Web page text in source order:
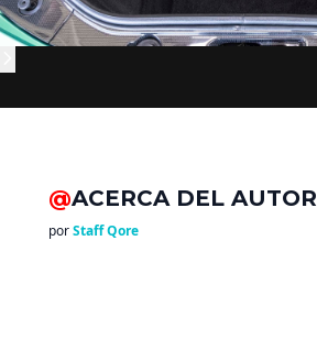
@ACERCA DEL AUTOR
porStaff Qore